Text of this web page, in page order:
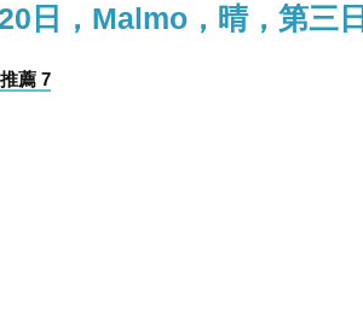
日，Malmo，晴，第三日
推薦 7